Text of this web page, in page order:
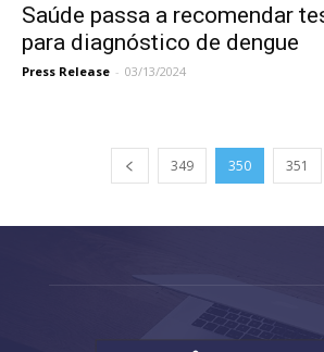
Saúde passa a recomendar
para diagnóstico de dengue
Press Release - 03/13/2024
349 350 351